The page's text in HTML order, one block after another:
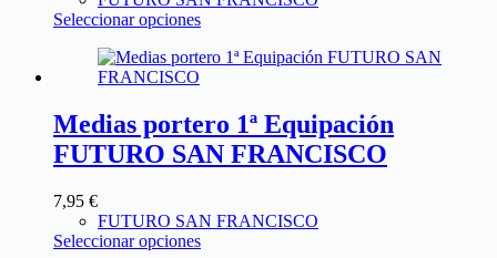
Seleccionar opciones
Medias portero 1ª Equipación
FUTURO SAN FRANCISCO
7,95 €
FUTURO SAN FRANCISCO
Seleccionar opciones